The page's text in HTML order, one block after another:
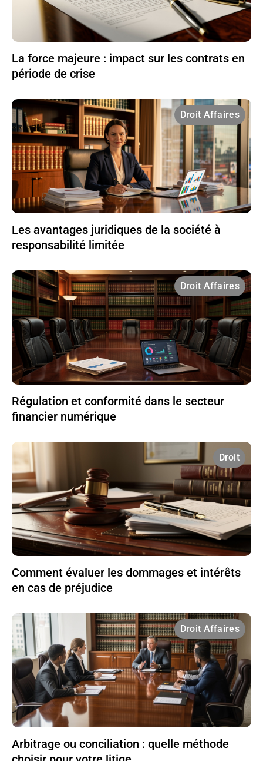
La force majeure : impact sur les contrats en
période de crise
Droit Affaires
Les avantages juridiques de la société à
responsabilité limitée
Droit Affaires
Régulation et conformité dans le secteur
financier numérique
Droit
Comment évaluer les dommages et intérêts
en cas de préjudice
Droit Affaires
Arbitrage ou conciliation : quelle méthode